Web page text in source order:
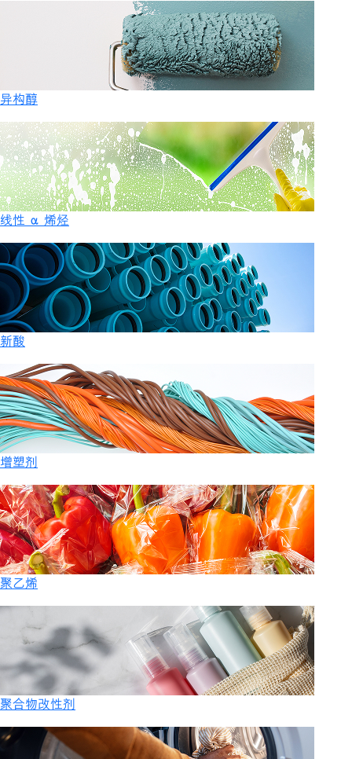
异构醇
线性 α 烯烃
新酸
增塑剂
聚乙烯
聚合物改性剂